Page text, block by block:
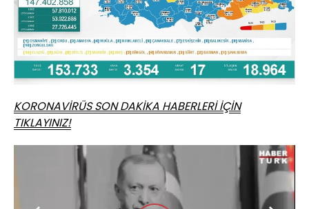
KORONAVİRÜS SON DAKİKA HABERLERİ İÇİN
TIKLAYINIZ!